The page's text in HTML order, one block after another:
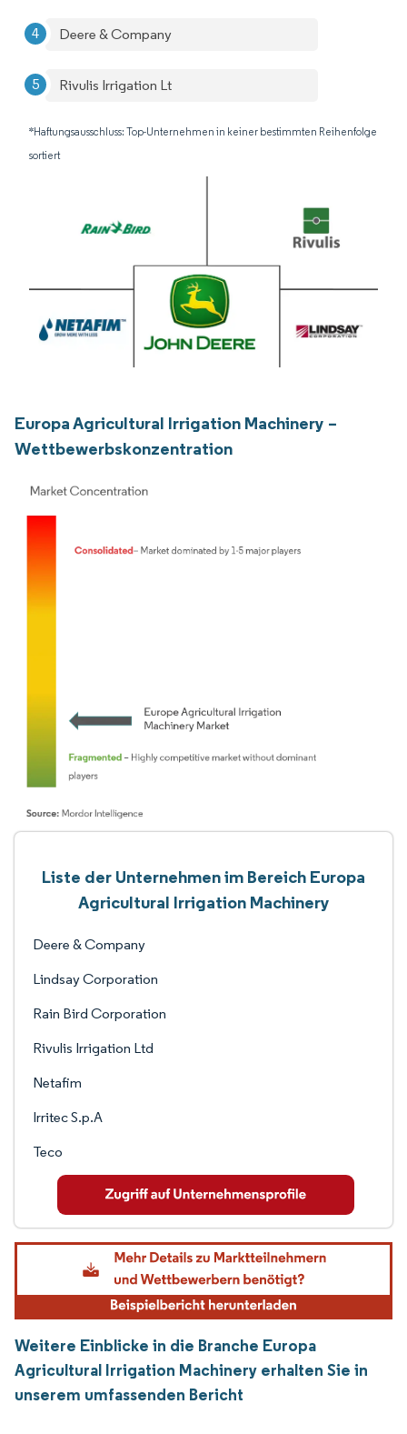
Deere & Company
Rivulis Irrigation Lt
*Haftungsausschluss: Top-Unternehmen in keiner bestimmten Reihenfolge
sortiert
Europa Agricultural Irrigation Machinery –
Wettbewerbskonzentration
Liste der Unternehmen im Bereich Europa
Agricultural Irrigation Machinery
Deere & Company
Lindsay Corporation
Rain Bird Corporation
Rivulis Irrigation Ltd
Netafim
Irritec S.p.A
Teco
Weitere Einblicke in die Branche Europa
Agricultural Irrigation Machinery erhalten Sie in
unserem umfassenden Bericht